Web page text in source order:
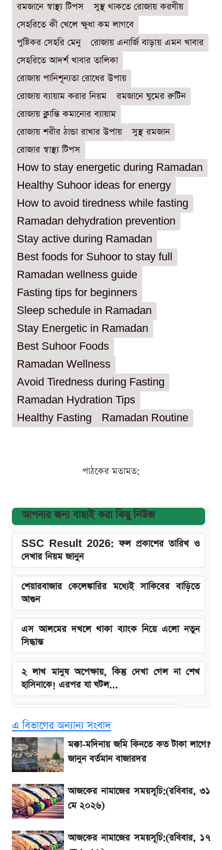
রমজানে স্বাস্থ্য টিপস
সুস্থ থাকতে রোজায় করণীয়
সেহরিতে কী খেলে ক্ষুধা কম লাগবে
পুষ্টিকর সেহরি মেনু
রোজায় এনার্জি বাড়ায় এমন খাবার
সেহরিতে আদর্শ খাবার তালিকা
রোজায় পানিশূন্যতা রোধের উপায়
রোজায় ব্যায়াম করার নিয়ম
রমজানে ঘুমের রুটিন
রোজায় ক্লান্তি কমানোর ব্যায়াম
রোজায় শরীর ঠান্ডা রাখার উপায়
সুস্থ রমজান
রোজার স্বাস্থ্য টিপস
How to stay energetic during Ramadan
Healthy Suhoor ideas for energy
How to avoid tiredness while fasting
Ramadan dehydration prevention
Stay active during Ramadan
Best foods for Suhoor to stay full
Ramadan wellness guide
Fasting tips for beginners
Sleep schedule in Ramadan
Stay Energetic in Ramadan
Best Suhoor Foods
Ramadan Wellness
Avoid Tiredness during Fasting
Ramadan Hydration Tips
Healthy Fasting
Ramadan Routine
পাঠকের মতামত:
আপনার জন্য বাছাই করা কিছু নিউজ
SSC Result 2026: ফল প্রকাশের তারিখ ও
দেখার নিয়ম জানুন
শেয়ারবাজার কেলেঙ্কারির মধ্যেই সাকিবের বাড়িতে
আগুন
এস আলমের দখলে থাকা ব্যাংক নিয়ে এলো নতুন
সিদ্ধান্ত
২ লাখ মানুষ অপেক্ষায়, কিন্তু দেখা গেল না শেখ
হাসিনাকে! এরপর যা ঘটল...
সাকিবের বাড়িতে হামলা নিয়ে মুখ খুললেন দিলীপ
ঘোষ
লিটনকে নিয়ে টিম ম্যানেজমেন্টের নতুন পরিকল্পনা
আগামীকালই স্পষ্ট হবে এসএসসি ফল প্রকাশের
তারিখ
এ বিভাগের অন্যান্য সংবাদ
মক্কা-মদিনায় জমি কিনতে কত টাকা লাগে?
জানুন বর্তমান বাজারদর
আজকের নামাজের সময়সূচি:(রবিবার, ৩১
মে ২০২৬)
আজকের নামাজের সময়সূচি:(রবিবার, ১৭